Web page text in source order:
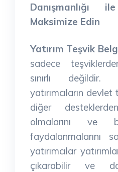
Danışmanlığı ile
Maksimize Edin
Yatırım Teşvik
sadece
sınırlı değildir.
yatırımcıların
diğer
olmalarını ve
faydalanmalarını
yatırımcılar
çıkarabilir ve